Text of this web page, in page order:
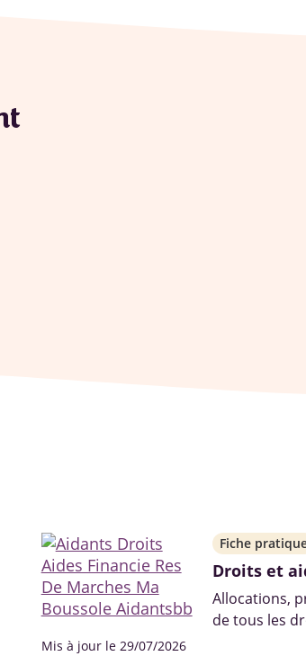
Mis à jour le 29/07/2026
Fiche
Droits et
Allocations,
de tous les